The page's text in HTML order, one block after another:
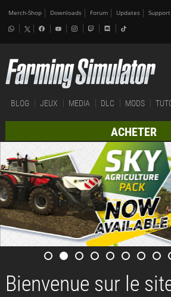
Merch-Shop Downloads Forum Updates Support
BLOG JEUX MEDIA DLC MODS
ACHETER
Bienvenue sur le